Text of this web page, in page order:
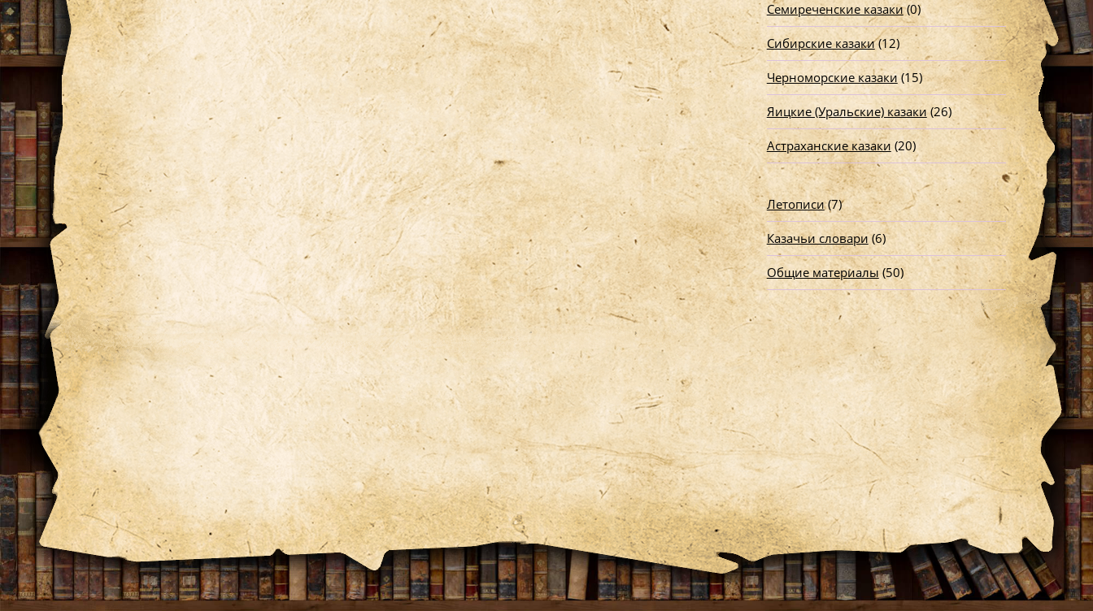
Семиреченские казаки(0)
Сибирские казаки(12)
Черноморские казаки (15)
Яицкие (Уральские) казаки(26)
Астраханские казаки (20)
Летописи(7)
Казачьи словари(6)
Общие материалы (50)